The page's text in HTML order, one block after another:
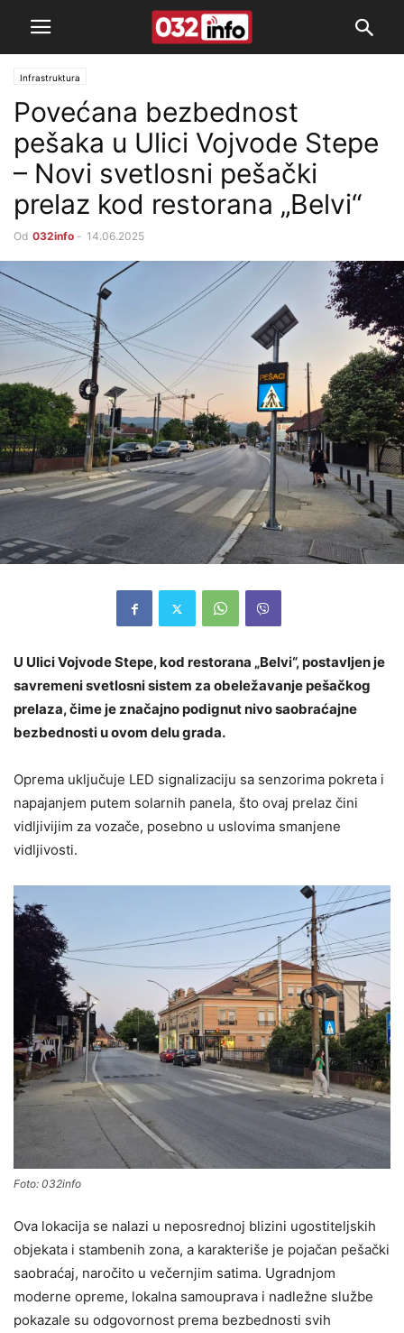
Infrastruktura
Povećana bezbednost
pešaka u Ulici Vojvode Stepe
– Novi svetlosni pešački
prelaz kod restorana „Belvi“
Od 032info - 14.06.2025
U Ulici Vojvode Stepe, kod restorana „Belvi“, postavljen je
savremeni svetlosni sistem za obeležavanje pešačkog
prelaza, čime je značajno podignut nivo saobraćajne
bezbednosti u ovom delu grada.
Oprema uključuje LED signalizaciju sa senzorima pokreta i
napajanjem putem solarnih panela, što ovaj prelaz čini
vidljivijim za vozače, posebno u uslovima smanjene
vidljivosti.
Foto: 032info
Ova lokacija se nalazi u neposrednoj blizini ugostiteljskih
objekata i stambenih zona, a karakteriše je pojačan pešački
saobraćaj, naročito u večernjim satima. Ugradnjom
moderne opreme, lokalna samouprava i nadležne službe
pokazale su odgovornost prema bezbednosti svih